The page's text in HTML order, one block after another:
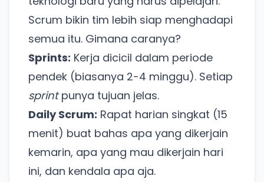
Scrum bikin tim lebih siap menghadapi
semua itu. Gimana caranya?
Sprints: Kerja dicicil dalam periode
pendek (biasanya 2-4 minggu). Setiap
sprintpunya tujuan jelas.
Daily Scrum: Rapat harian singkat (15
menit) buat bahas apa yang dikerjain
kemarin, apa yang mau dikerjain hari
ini, dan kendala apa aja.